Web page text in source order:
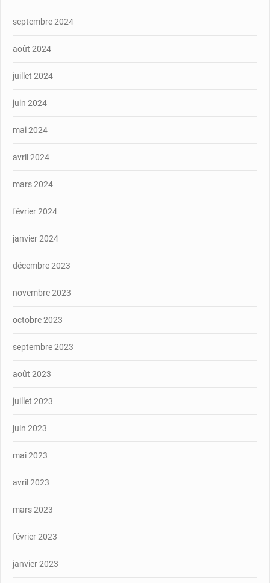
septembre 2024
août 2024
juillet 2024
juin 2024
mai 2024
avril 2024
mars 2024
février 2024
janvier 2024
décembre 2023
novembre 2023
octobre 2023
septembre 2023
août 2023
juillet 2023
juin 2023
mai 2023
avril 2023
mars 2023
février 2023
janvier 2023